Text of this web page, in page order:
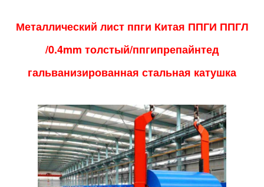
Металлический лист ппги Китая ППГИ ППГЛ
/0.4mm толстый/ппгипрепайнтед
гальванизированная стальная катушка